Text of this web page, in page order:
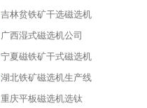
吉林贫铁矿干选磁选机
广西湿式磁选机公司
宁夏磁铁矿干式磁选机
湖北铁矿磁选机生产线
重庆平板磁选机选钛